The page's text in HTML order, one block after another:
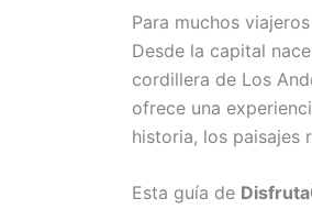
Para muchos
Desde la capital
cordillera de Los
ofrece una
historia, los paisajes
Esta guía de